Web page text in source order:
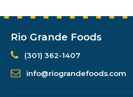
Rio Grande Foods
(301) 362-1407
info@riograndefoods.com